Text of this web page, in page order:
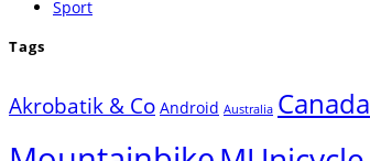
Sport
Tags
Akrobatik & Co Android Australia Canada